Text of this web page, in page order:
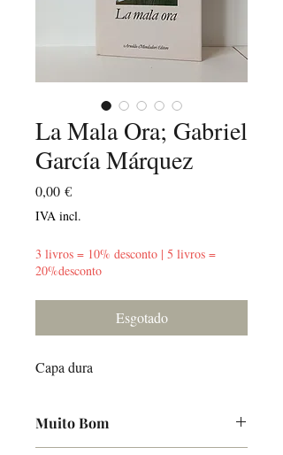
La Mala Ora; Gabriel
García Márquez
0,00 €Preço
IVA incl.
3 livros = 10% desconto | 5 livros =
20%desconto
Esgotado
Capa dura
Muito Bom